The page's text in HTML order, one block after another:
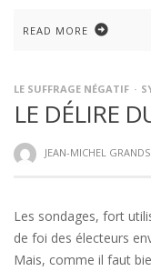
READ MORE
LE SUFFRAGE NÉGATIF
LE DÉLIRE
JEAN-MICHEL
Les sondages, fort
de foi des électeurs
Mais, comme il faut